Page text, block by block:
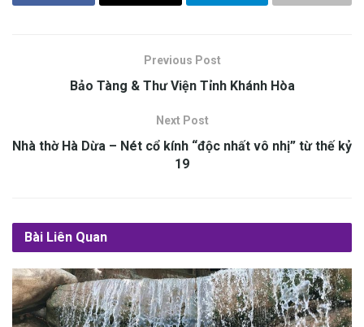
Previous Post
Bảo Tàng & Thư Viện Tỉnh Khánh Hòa
Next Post
Nhà thờ Hà Dừa – Nét cổ kính “độc nhất vô nhị” từ thế kỷ
19
Bài Liên Quan